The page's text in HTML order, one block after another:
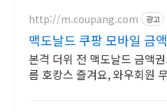
http://m.coupang.com 광고
맥도날드 쿠팡 모바일 금
시 사용
본격 더위 전 맥도날드 금액
름 호캉스 즐겨요, 와우회원